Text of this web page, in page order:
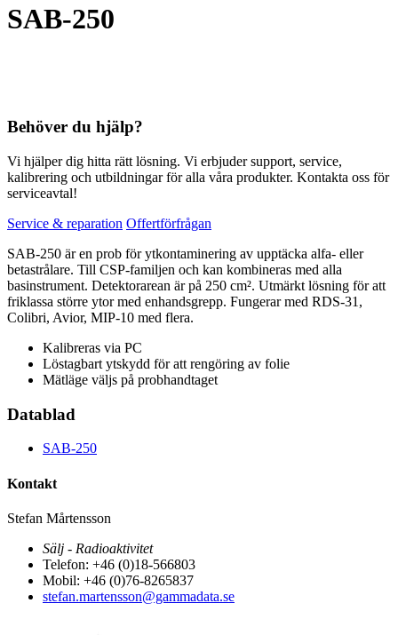
SAB-250
Behöver du hjälp?
Vi hjälper dig hitta rätt lösning. Vi erbjuder support, service,
kalibrering och utbildningar för alla våra produkter. Kontakta oss för
serviceavtal!
Service & reparation Offertförfrågan
SAB-250 är en prob för ytkontaminering av upptäcka alfa- eller
betastrålare. Till CSP-familjen och kan kombineras med alla
basinstrument. Detektorarean är på 250 cm². Utmärkt lösning för att
friklassa större ytor med enhandsgrepp. Fungerar med RDS-31,
Colibri, Avior, MIP-10 med flera.
Kalibreras via PC
Löstagbart ytskydd för att rengöring av folie
Mätläge väljs på probhandtaget
Datablad
SAB-250
Kontakt
Stefan Mårtensson
Sälj - Radioaktivitet
Telefon: +46 (0)18-566803
Mobil: +46 (0)76-8265837
stefan.martensson@gammadata.se